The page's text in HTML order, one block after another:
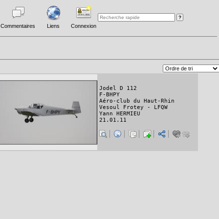
Commentaires Liens Connexion
Jodel D 112
F-BHPY
Aéro-club du Haut-Rhin
Vesoul Frotey - LFQW
Yann HERMIEU
21.01.11